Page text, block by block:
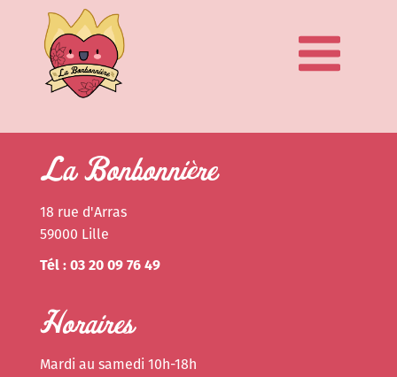
La Bonbonnière
18 rue d'Arras
59000 Lille
Tél : 03 20 09 76 49
Horaires
Mardi au samedi 10h-18h